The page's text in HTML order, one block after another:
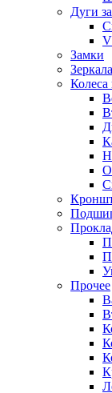
Дуги
Замки
Зеркала
Колеса
Прочее